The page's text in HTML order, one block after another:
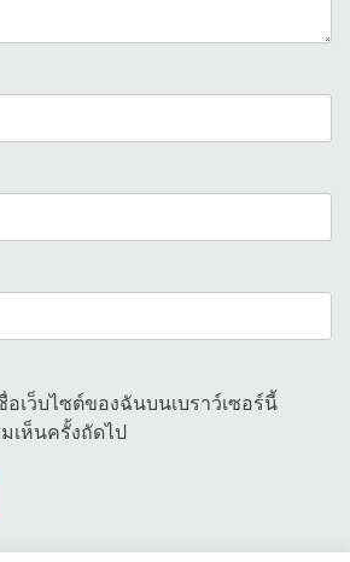
เว็บไซต์ของฉันบนเบราว์เซอร์นี้
เห็นครั้งถัดไป